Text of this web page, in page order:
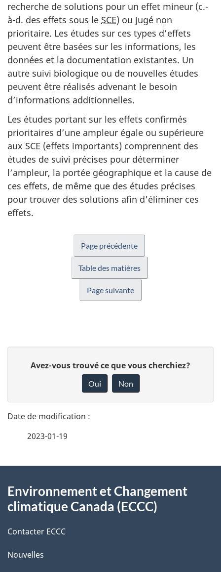
recherche de solutions pour un effet mineur (c.-
à-d. des effets sous le SCE) ou jugé non
prioritaire. Les études sur ces types d’effets
peuvent être basées sur les informations, les
données et la documentation existantes. Un
autre suivi biologique ou de nouvelles études
peuvent être réalisés advenant le besoin
d’informations additionnelles.
Les études portant sur les effets confirmés
prioritaires d’une ampleur égale ou supérieure
aux SCE (effets importants) comprennent des
études de suivi précises pour déterminer
l’ampleur, la portée géographique et la cause de
ces effets, de même que des études précises
pour trouver des solutions afin d’éliminer ces
effets.
Page précédente
Table des matières
Page suivante
t
a
l
s
d
e
l
n
o
t
r
r
t
Avez-vous trouvé ce que vous cherchiez?
Oui Non
2023-01-19
propos
de
ce
site
Environnement et Changement
climatique Canada (ECCC)
Contacter ECCC
Nouvelles